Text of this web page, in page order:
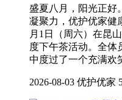
盛夏八月，阳光正好
凝聚力，优护优家健
月1日（周六）在昆
度下午茶活动。全体
中度过了一个充满欢
2026-08-03 优护优家